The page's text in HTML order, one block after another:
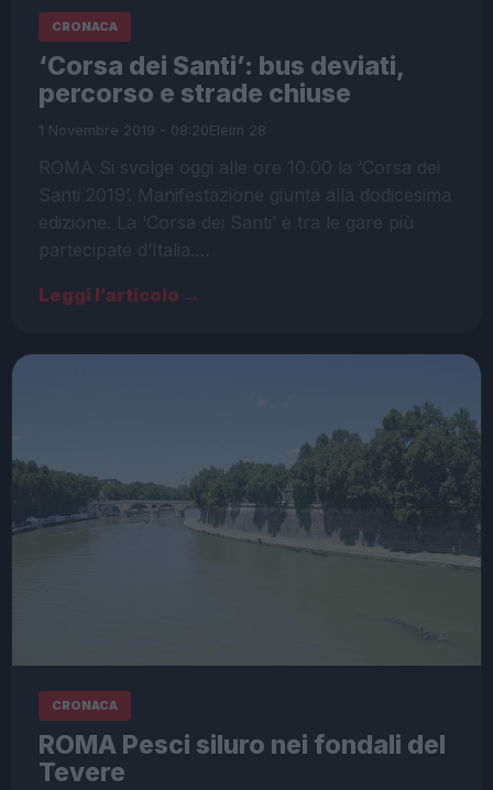
CRONACA
‘Corsa dei Santi’: bus deviati,
percorso e strade chiuse
1 Novembre 2019 - 08:20Eleim 28
ROMA Si svolge oggi alle ore 10.00 la ‘Corsa dei
Santi 2019’. Manifestazione giunta alla dodicesima
edizione. La ‘Corsa dei Santi’ è tra le gare più
partecipate d’Italia.…
Leggi l’articolo →
CRONACA
ROMA Pesci siluro nei fondali del
Tevere